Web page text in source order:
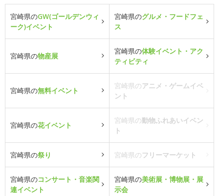
宮崎県のGW(ゴールデンウィ
ーク)イベント
宮崎県のグルメ・フードフェ
ス
宮崎県の物産展
宮崎県の体験イベント・アク
ティビティ
宮崎県の無料イベント
宮崎県のアニメ・ゲームイベ
ント
宮崎県の花イベント
宮崎県の動物ふれあいイベン
ト
宮崎県の祭り 宮崎県のフリーマーケット
宮崎県のコンサート・音楽関
連イベント
宮崎県の美術展・博物展・展
示会